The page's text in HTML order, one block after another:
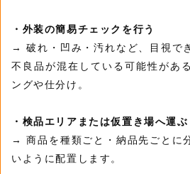
・外装の簡易チェックを行う
→ 破れ・凹み・汚れなど、目視で
不良品が混在している可能性があ
ングや仕分け。
・検品エリアまたは仮置き場へ運ぶ
→ 商品を種類ごと・納品先ごとに
いように配置します。